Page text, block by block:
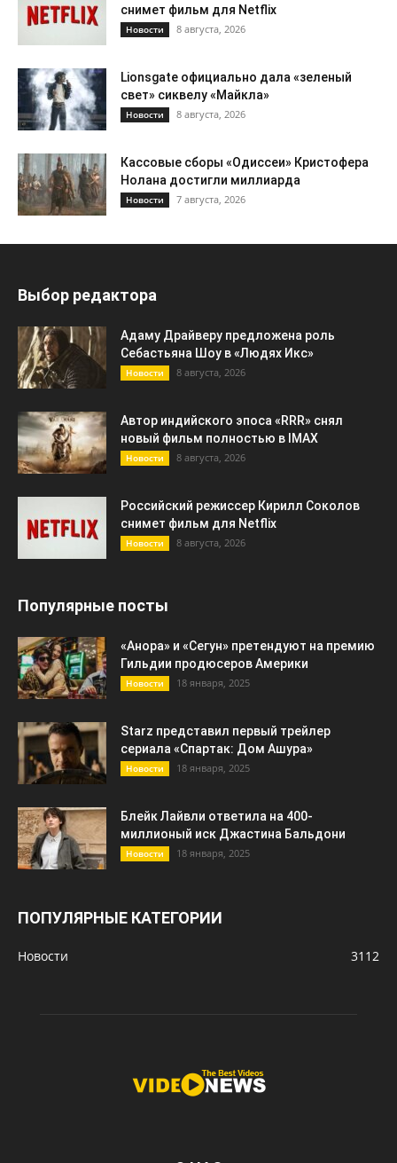
снимет фильм для Netflix
Новости 8 августа, 2026
Lionsgate официально дала «зеленый
свет» сиквелу «Майкла»
Новости 8 августа, 2026
Кассовые сборы «Одиссеи» Кристофера
Нолана достигли миллиарда
Новости 7 августа, 2026
Выбор редактора
Адаму Драйверу предложена роль
Себастьяна Шоу в «Людях Икс»
Новости 8 августа, 2026
Автор индийского эпоса «RRR» снял
новый фильм полностью в IMAX
Новости 8 августа, 2026
Российский режиссер Кирилл Соколов
снимет фильм для Netflix
Новости 8 августа, 2026
Популярные посты
«Анора» и «Сегун» претендуют на премию
Гильдии продюсеров Америки
Новости 18 января, 2025
Starz представил первый трейлер
сериала «Спартак: Дом Ашура»
Новости 18 января, 2025
Блейк Лайвли ответила на 400-
миллионый иск Джастина Бальдони
Новости 18 января, 2025
ПОПУЛЯРНЫЕ КАТЕГОРИИ
Новости 3112